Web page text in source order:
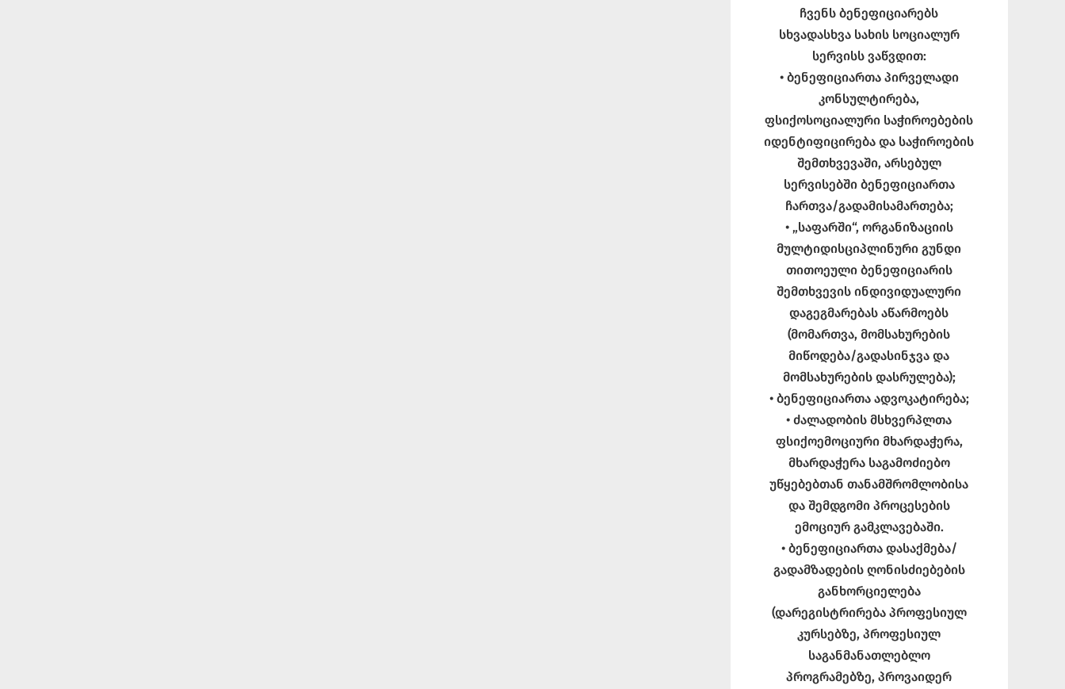
ჩვენს ბენეფიციარებს
სხვადასხვა სახის სოციალურ
სერვისს ვაწვდით:
• ბენეფიციართა პირველადი
კონსულტირება,
ფსიქოსოციალური საჭიროებების
იდენტიფიცირება და საჭიროების
შემთხვევაში, არსებულ
სერვისებში ბენეფიციართა
ჩართვა/გადამისამართება;
• „საფარში“, ორგანიზაციის
მულტიდისციპლინური გუნდი
თითოეული ბენეფიციარის
შემთხვევის ინდივიდუალური
დაგეგმარებას აწარმოებს
(მომართვა, მომსახურების
მიწოდება/გადასინჯვა და
მომსახურების დასრულება);
• ბენეფიციართა ადვოკატირება;
• ძალადობის მსხვერპლთა
ფსიქოემოციური მხარდაჭერა,
მხარდაჭერა საგამოძიებო
უწყებებთან თანამშრომლობისა
და შემდგომი პროცესების
ემოციურ გამკლავებაში.
• ბენეფიციართა დასაქმება/
გადამზადების ღონისძიებების
განხორციელება
(დარეგისტრირება პროფესიულ
კურსებზე, პროფესიულ
საგანმანათლებლო
პროგრამებზე, პროვაიდერ